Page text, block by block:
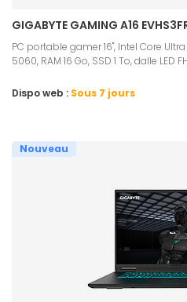
GIGABYTE GAMING A16
PC portable gamer 16", Intel Core Ultra
5060, RAM 16 Go, SSD 1 To, dalle LED
Dispo web : Sous 7 jours
Nouveau